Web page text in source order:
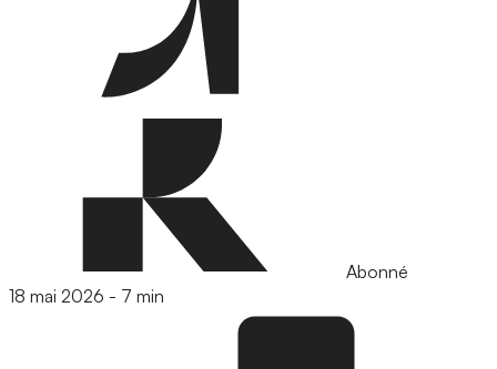
Abonné
18 mai 2026 - 7 min